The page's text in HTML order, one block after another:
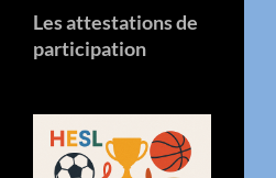
Les attestations de
participation